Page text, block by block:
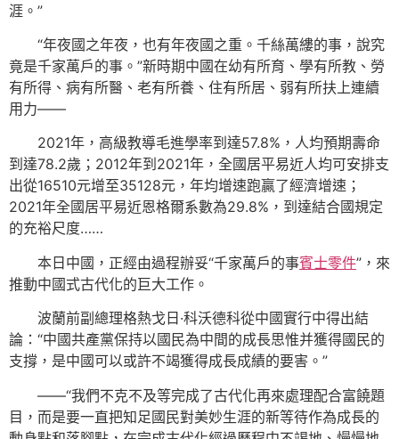
涯。”
“年夜國之年夜，也有年夜國之重。千絲萬縷的事，說究
竟是千家萬戶的事。”新時期中國在幼有所育、學有所教、勞
有所得、病有所醫、老有所養、住有所居、弱有所扶上連續
用力——
2021年，高級教導毛進學率到達57.8%，人均預期壽命
到達78.2歲；2012年到2021年，全國居平易近人均可安排支
出從16510元增至35128元，年均增速跑贏了經濟增速；
2021年全國居平易近恩格爾系數為29.8%，到達結合國規定
的充裕尺度……
本日中國，正經由過程辦妥“千家萬戶的事賓士零件”，來
推動中國式古代化的巨大工作。
波蘭前副總理格熱戈日·科沃德科從中國實行中得出結
論：“中國共產黨保持以國民為中間的成長思惟并獲得國民的
支撐，是中國可以或許不竭獲得成長成績的要害。”
——“我們不克不及等完成了古代化再來處理配合富饒題
目，而是要一直把知足國民對美妙生涯的新等待作為成長的